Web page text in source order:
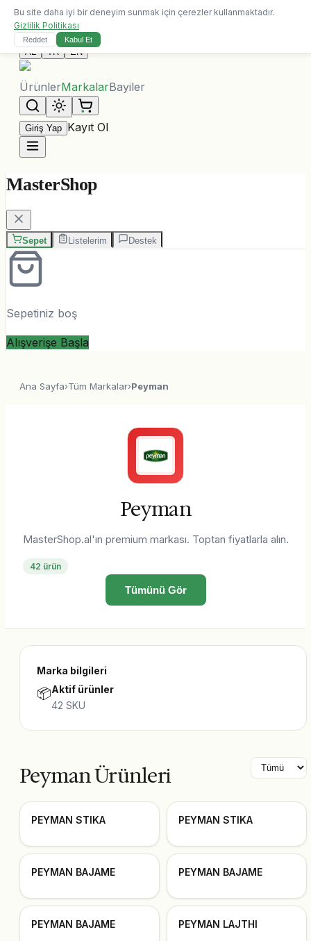
10.000 ALL üzeri siparişlerde ücretsiz kargo
Bize Ulaşın
AL TR EN
ÜrünlerMarkalarBayiler
Giriş Yap Kayıt Ol
MasterShop
Sepet Listelerim Destek
Sepetiniz boş
Alışverişe Başla
Ana Sayfa›Tüm Markalar›Peyman
Peyman
MasterShop.al'ın premium markası. Toptan fiyatlarla alın.
42 ürün
Tümünü Gör
Marka bilgileri
📦Aktif ürünler
42 SKU
Peyman Ürünleri
PEYMAN STIKA PEYMAN STIKA
PEYMAN BAJAME PEYMAN BAJAME
PEYMAN BAJAME PEYMAN LAJTHI
Bu site daha iyi bir deneyim sunmak için çerezler kullanmaktadır.
Gizlilik Politikası
Reddet Kabul Et